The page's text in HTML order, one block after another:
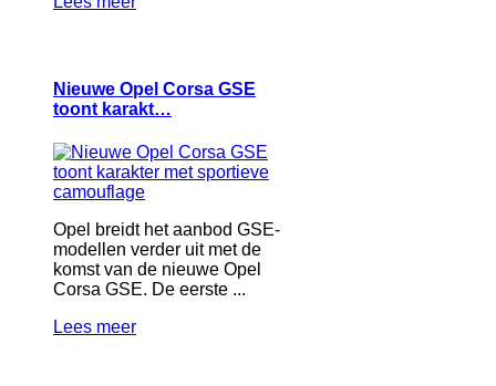
Nieuwe Opel Corsa GSE
toont karakt…
Opel breidt het aanbod GSE-
modellen verder uit met de
komst van de nieuwe Opel
Corsa GSE. De eerste ...
Lees meer